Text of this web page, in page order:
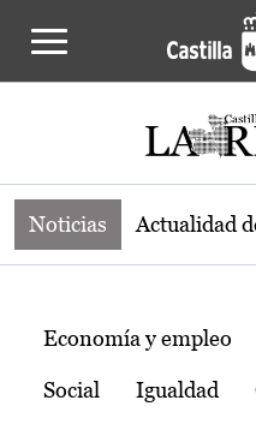
Noticias de la
Noticias Actualidad
Temas
Economía y empleo
Social Igualdad